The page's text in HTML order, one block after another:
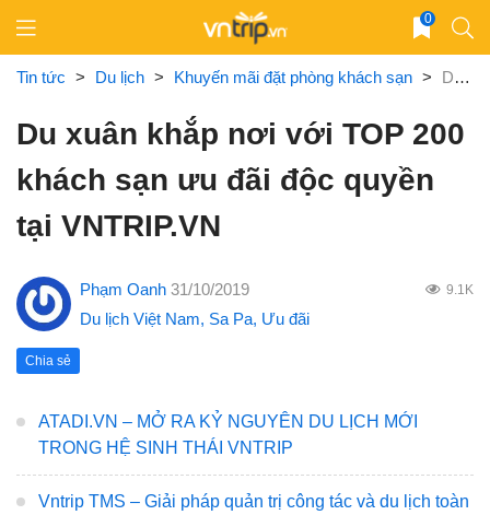
content
0
Tin tức > Du lịch > Khuyến mãi đặt phòng khách sạn > Du xuân khắp nơi với TOP 200 khách sạn ưu đãi độc quyền tại VNTRIP.VN
Du xuân khắp nơi với TOP 200
khách sạn ưu đãi độc quyền
tại VNTRIP.VN
Phạm Oanh 31/10/2019 9.1K
Du lịch Việt Nam, Sa Pa, Ưu đãi
Chia sẻ
ATADI.VN – MỞ RA KỶ NGUYÊN DU LỊCH MỚI
TRONG HỆ SINH THÁI VNTRIP
Vntrip TMS – Giải pháp quản trị công tác và du lịch toàn